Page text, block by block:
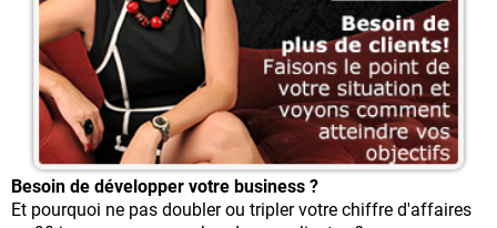
Besoin de développer votre business ?
Et pourquoi ne pas doubler ou tripler votre chiffre d'affaires